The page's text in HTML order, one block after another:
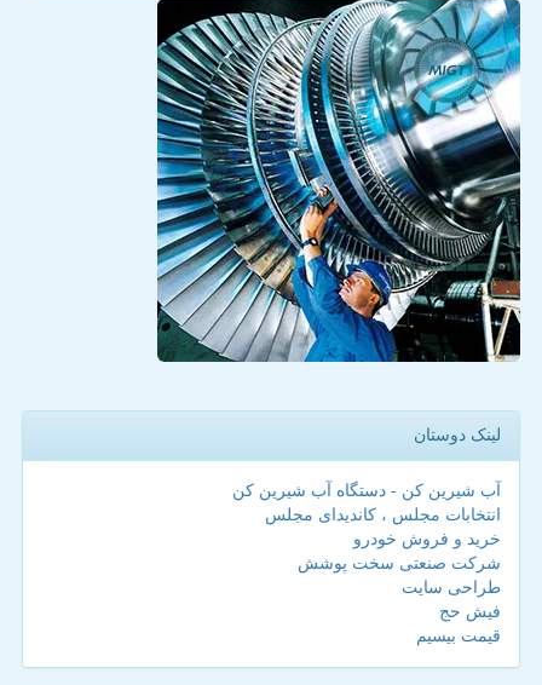
لینک دوستان
آب شیرین کن - دستگاه آب شیرین کن
انتخابات مجلس ، کاندیدای مجلس
خرید و فروش خودرو
شرکت صنعتی سخت پوشش
طراحی سایت
فیش حج
قیمت بیسیم